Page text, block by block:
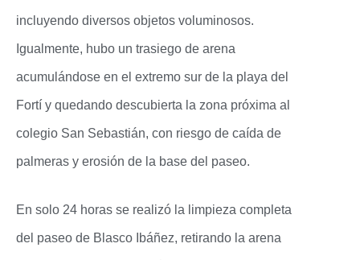
incluyendo diversos objetos voluminosos.
Igualmente, hubo un trasiego de arena
acumulándose en el extremo sur de la playa del
Fortí y quedando descubierta la zona próxima al
colegio San Sebastián, con riesgo de caída de
palmeras y erosión de la base del paseo.
En solo 24 horas se realizó la limpieza completa
del paseo de Blasco Ibáñez, retirando la arena